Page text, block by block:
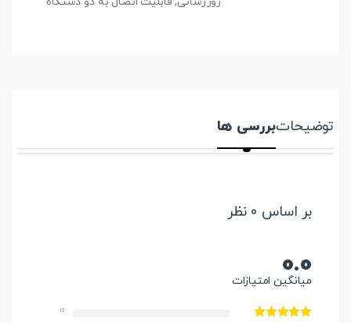
توضیحاتبررسی ها
بر اساس 0 نظر
0.0
میانگین امتیازات
0